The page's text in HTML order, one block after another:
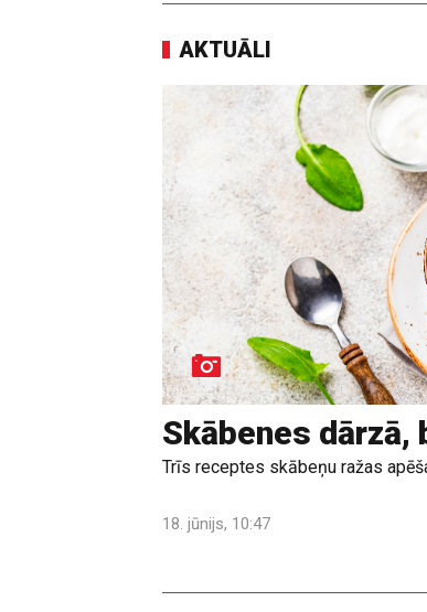
AKTUĀLI
Skābenes dārzā,
Trīs receptes skābeņu ražas
18. jūnijs, 10:47